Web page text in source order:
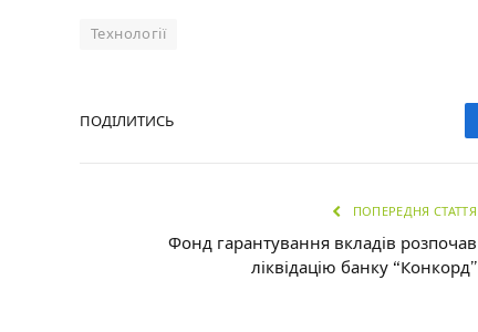
Технології
ПОДІЛИТИСЬ
ПОПЕРЕДНЯ СТАТТЯ
Фонд гарантування вкладів розпочав
ліквідацію банку “Конкорд”